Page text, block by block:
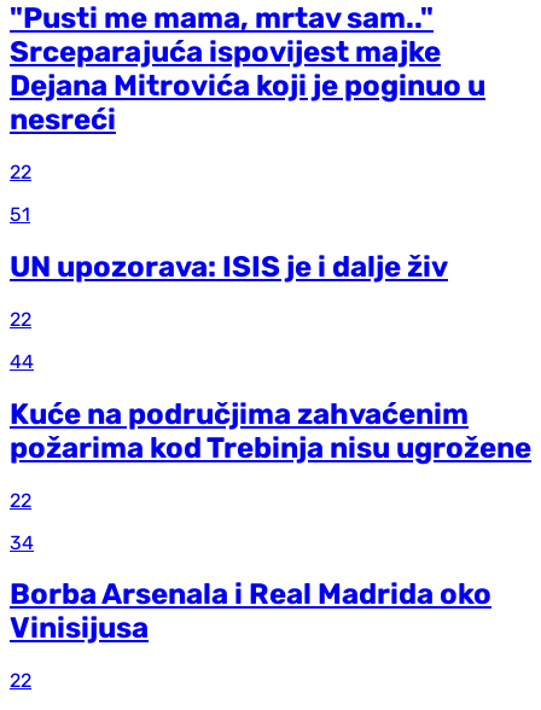
"Pusti me mama, mrtav sam.."
Srceparajuća ispovijest majke
Dejana Mitrovića koji je poginuo u
nesreći
22
51
UN upozorava: ISIS je i dalje živ
22
44
Kuće na područjima zahvaćenim
požarima kod Trebinja nisu ugrožene
22
34
Borba Arsenala i Real Madrida oko
Vinisijusa
22